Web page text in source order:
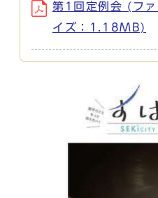
第1回定例会 (フ
イズ：1.18MB)